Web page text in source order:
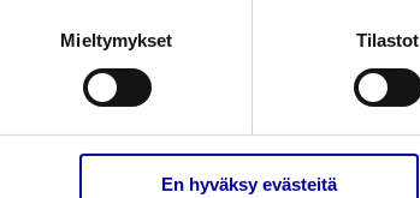
Mieltymykset Tilastot
En hyväksy evästeitä
Liittyvät tuotteet